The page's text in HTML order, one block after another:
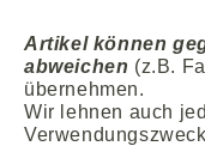
Artikel können
abweichen (z.B.
übernehmen.
Wir lehnen auch